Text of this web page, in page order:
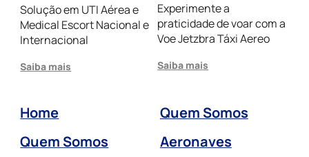
Solução em UTI Aérea e
Medical Escort Nacional e
Internacional
Saiba mais
Experimente a
praticidade de voar com a
Voe Jetzbra Táxi Aereo
Saiba mais
Home
Quem Somos
Quem Somos
Aeronaves